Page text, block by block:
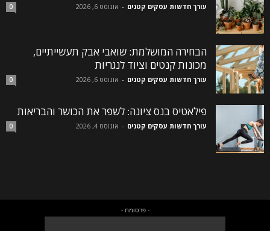
עורך חדשות עסקים קטנים - אוגוסט 6, 2026 0
הבחירה המושלמת: שואבי אבק תעשייתיים,
מכונות קנטים וציוד לנגריות
עורך חדשות עסקים קטנים - אוגוסט 6, 2026 0
פילאטיס בנס ציונה: לשפר את הכושר והבריאות
עורך חדשות עסקים קטנים - אוגוסט 4, 2026 0
- פרסומת -